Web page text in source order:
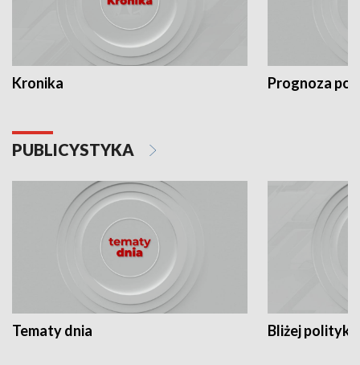
Kronika Prognoza
PUBLICYSTYKA
Tematy dnia Bliżej polityki